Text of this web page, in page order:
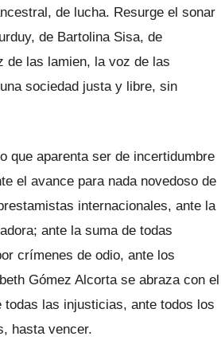
de lucha. Resurge el sonar
de Bartolina Sisa, de
de las lamien, la voz de las
sociedad justa y libre, sin
que aparenta ser de incertidumbre
el avance para nada novedoso de
internacionales, ante la
ante la suma de todas
crímenes de odio, ante los
Gómez Alcorta se abraza con el
las injusticias, ante todos los
hasta vencer.